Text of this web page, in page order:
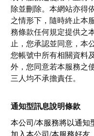
除並刪除。本網站亦得
之情形下，隨時終止本
務條款任何規定提供之
止，您承認並同意，本
您帳號中所有相關資料
外，您同意若本服務之
三人均不承擔責任。
通知型訊息說明條款
本公司/本服務將以通知